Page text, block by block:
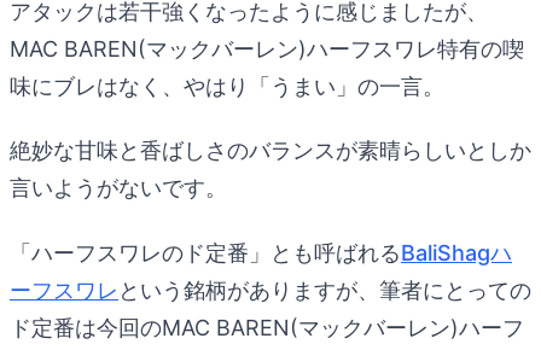
アタックは若干強くなったように感じましたが、
MAC BAREN(マックバーレン)ハーフスワレ特有の喫
味にブレはなく、やはり「うまい」の一言。
絶妙な甘味と香ばしさのバランスが素晴らしいとしか
言いようがないです。
「ハーフスワレのド定番」とも呼ばれるBaliShagハ
ーフスワレ という銘柄がありますが、筆者にとっての
ド定番は今回のMAC BAREN(マックバーレン)ハーフ